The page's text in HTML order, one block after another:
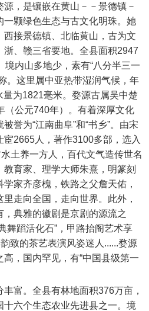
，是镶嵌在黄山－－景德镇－
一颗绿色生态与古文化明珠。她
接景德镇、北临黄山，古为文
浙、赣三省要地。全县面积2947
内山多地少，素有“八分半三一
。这里属中亚热带湿润气候，年
为1821毫米。婺源古属吴中楚
（公元740年）。有着深厚文化
誉为“江南曲阜”和“书乡”。由宋
2665人，著作3100多部，选入
土养一方人，百代文气造传世名
育家、理学大师朱熹，明篆刻
家齐彦槐，铁路之父詹天佑，
走向全国，走向世界。此外，
典雅的徽剧是京剧的源流之
舞蹈活化石”，甲路抬阁艺术享
致的茶艺表演风姿迷人......婺源
，国内罕见，有“中国县级第一
富。全县有林地面积376万亩，
六个生态农业先进县之一。境